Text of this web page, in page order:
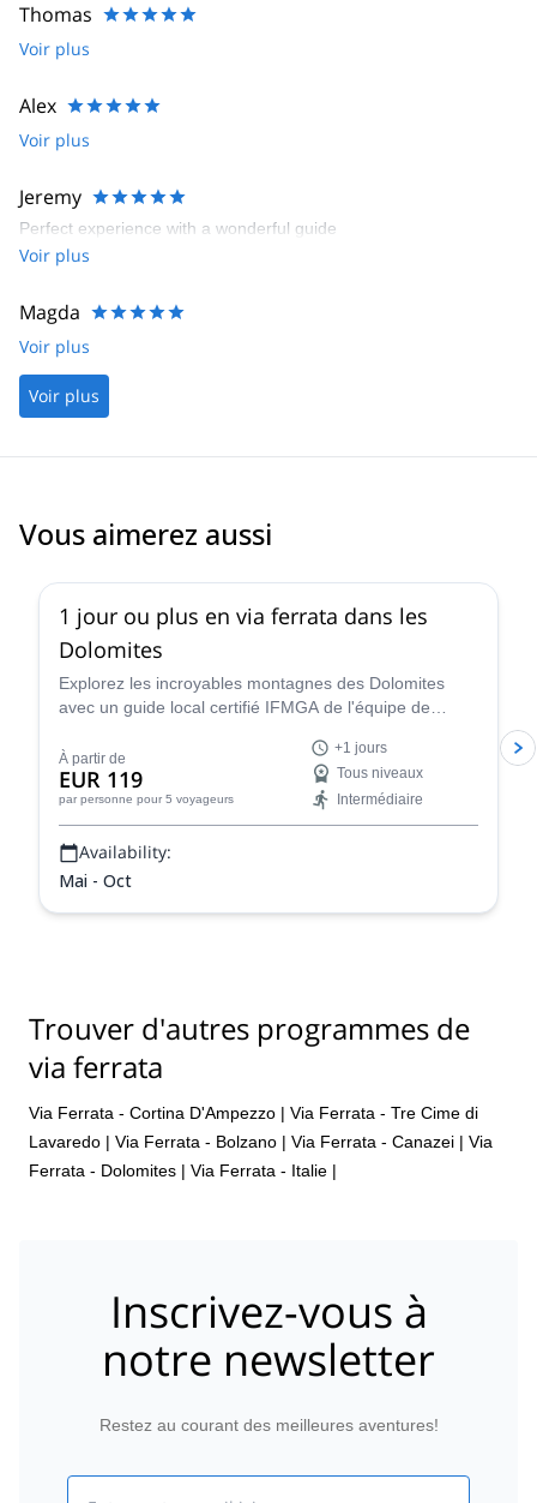
Thomas
Voir plus
Alex
Voir plus
Jeremy
Perfect experience with a wonderful guide
Voir plus
Magda
Voir plus
Voir plus
Vous aimerez aussi
1 jour ou plus en via ferrata dans les
Dolomites
Explorez les incroyables montagnes des Dolomites
avec un guide local certifié IFMGA de l'équipe de
via ferrata d'un jour ou plus.
À partir de
EUR 119
par personne pour 5 voyageurs
+1 jours
Tous niveaux
Intermédiaire
Availability:
Mai - Oct
Trouver d'autres programmes de
via ferrata
Via Ferrata - Cortina D'Ampezzo | Via Ferrata - Tre Cime di
Lavaredo | Via Ferrata - Bolzano | Via Ferrata - Canazei | Via
Ferrata - Dolomites | Via Ferrata - Italie |
Inscrivez-vous à
notre newsletter
Restez au courant des meilleures aventures!